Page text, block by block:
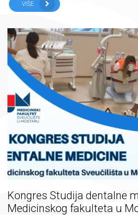
VIŠE
Kongres Studija dentalne
Medicinskog fakulteta u